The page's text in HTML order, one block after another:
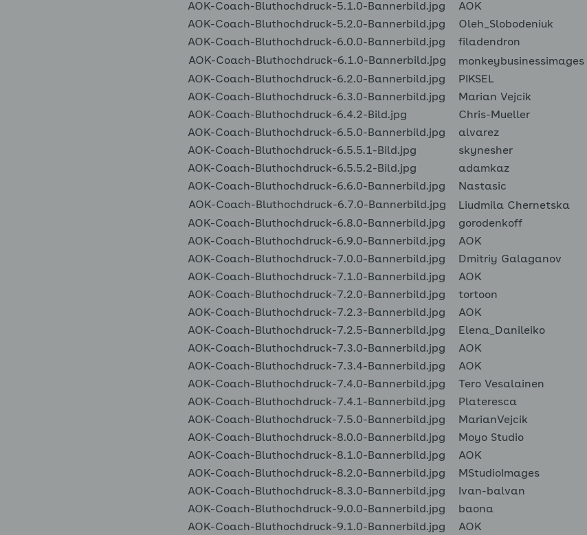
AOK-Coach-Bluthochdruck-5.1.0-Bannerbild.jpg
AOK
AOK-Coach-Bluthochdruck-5.2.0-Bannerbild.jpg
Oleh_Slobodeniuk
AOK-Coach-Bluthochdruck-6.0.0-Bannerbild.jpg
filadendron
AOK-Coach-Bluthochdruck-6.1.0-Bannerbild.jpg
monkeybusinessimages
AOK-Coach-Bluthochdruck-6.2.0-Bannerbild.jpg
PIKSEL
AOK-Coach-Bluthochdruck-6.3.0-Bannerbild.jpg
Marian Vejcik
AOK-Coach-Bluthochdruck-6.4.2-Bild.jpg
Chris-Mueller
AOK-Coach-Bluthochdruck-6.5.0-Bannerbild.jpg
alvarez
AOK-Coach-Bluthochdruck-6.5.5.1-Bild.jpg
skynesher
AOK-Coach-Bluthochdruck-6.5.5.2-Bild.jpg
adamkaz
AOK-Coach-Bluthochdruck-6.6.0-Bannerbild.jpg
Nastasic
AOK-Coach-Bluthochdruck-6.7.0-Bannerbild.jpg
Liudmila Chernetska
AOK-Coach-Bluthochdruck-6.8.0-Bannerbild.jpg
gorodenkoff
AOK-Coach-Bluthochdruck-6.9.0-Bannerbild.jpg
AOK
AOK-Coach-Bluthochdruck-7.0.0-Bannerbild.jpg
Dmitriy Galaganov
AOK-Coach-Bluthochdruck-7.1.0-Bannerbild.jpg
AOK
AOK-Coach-Bluthochdruck-7.2.0-Bannerbild.jpg
tortoon
AOK-Coach-Bluthochdruck-7.2.3-Bannerbild.jpg
AOK
AOK-Coach-Bluthochdruck-7.2.5-Bannerbild.jpg
Elena_Danileiko
AOK-Coach-Bluthochdruck-7.3.0-Bannerbild.jpg
AOK
AOK-Coach-Bluthochdruck-7.3.4-Bannerbild.jpg
AOK
AOK-Coach-Bluthochdruck-7.4.0-Bannerbild.jpg
Tero Vesalainen
AOK-Coach-Bluthochdruck-7.4.1-Bannerbild.jpg
Plateresca
AOK-Coach-Bluthochdruck-7.5.0-Bannerbild.jpg
MarianVejcik
AOK-Coach-Bluthochdruck-8.0.0-Bannerbild.jpg
Moyo Studio
AOK-Coach-Bluthochdruck-8.1.0-Bannerbild.jpg
AOK
AOK-Coach-Bluthochdruck-8.2.0-Bannerbild.jpg
MStudioImages
AOK-Coach-Bluthochdruck-8.3.0-Bannerbild.jpg
Ivan-balvan
AOK-Coach-Bluthochdruck-9.0.0-Bannerbild.jpg
baona
AOK-Coach-Bluthochdruck-9.1.0-Bannerbild.jpg
AOK